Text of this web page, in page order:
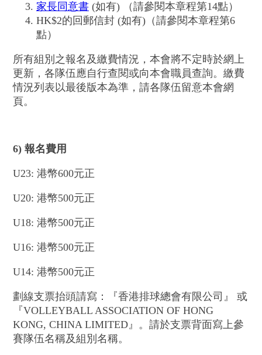
家長同意書 (如有) （請參閱本章程第14點）
HK$2的回郵信封 (如有)（請參閱本章程第6
點）
所有組別之報名及繳費情況，本會將不定時於網上
更新，各隊伍應自行查閱或向本會職員查詢。繳費
情況列表以最後版本為準，請各隊伍留意本會網
頁。
6) 報名費用
U23: 港幣600元正
U20: 港幣500元正
U18: 港幣500元正
U16: 港幣500元正
U14: 港幣500元正
劃線支票抬頭請寫：『香港排球總會有限公司』 或
『VOLLEYBALL ASSOCIATION OF HONG
KONG, CHINA LIMITED』。請於支票背面寫上參
賽隊伍名稱及組別名稱。